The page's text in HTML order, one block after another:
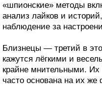
«шпионские» методы
анализ лайков и
наблюдение за
Близнецы — третий в
кажутся лёгкими и
крайне мнительными. Их
часто основана на их